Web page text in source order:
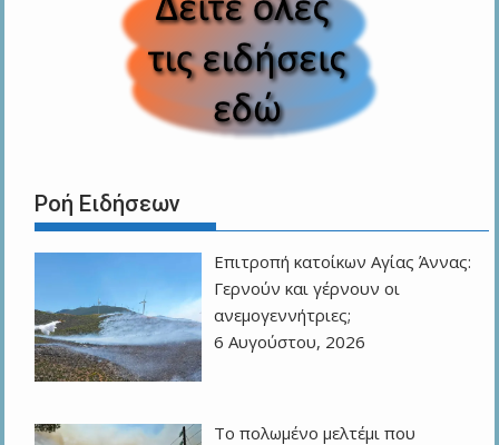
Ροή Ειδήσεων
Επιτροπή κατοίκων Αγίας Άννας:
Γερνούν και γέρνουν οι
ανεμογεννήτριες;
6 Αυγούστου, 2026
Το πολωμένο μελτέμι που